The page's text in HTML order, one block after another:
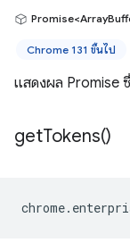
Chrome 131 ขึ้นไป
แสดงผล Promise ซึ่
getTokens()
chrome.